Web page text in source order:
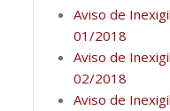
Aviso de
01/2018
Aviso de
02/2018
Aviso de